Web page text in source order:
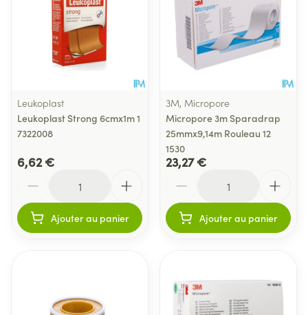
Leukoplast
Leukoplast Strong 6cmx1m 1
7322008
6,62 €
Ajouter au panier
3M, Micropore
Micropore 3m Sparadrap
25mmx9,14m Rouleau 12
1530
23,27 €
Ajouter au panier